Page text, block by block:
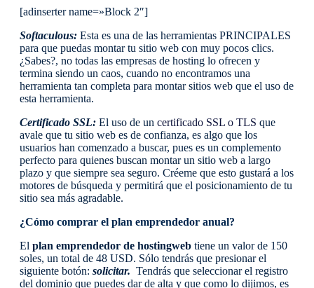
[adinserter name=»Block 2″]
Softaculous: Esta es una de las herramientas PRINCIPALES
para que puedas montar tu sitio web con muy pocos clics.
¿Sabes?, no todas las empresas de hosting lo ofrecen y
termina siendo un caos, cuando no encontramos una
herramienta tan completa para montar sitios web que el uso de
esta herramienta.
Certificado SSL: El uso de un certificado SSL o TLS que
avale que tu sitio web es de confianza, es algo que los
usuarios han comenzado a buscar, pues es un complemento
perfecto para quienes buscan montar un sitio web a largo
plazo y que siempre sea seguro. Créeme que esto gustará a los
motores de búsqueda y permitirá que el posicionamiento de tu
sitio sea más agradable.
¿Cómo comprar el plan emprendedor anual?
El plan emprendedor de hostingweb tiene un valor de 150
soles, un total de 48 USD. Sólo tendrás que presionar el
siguiente botón: solicitar. Tendrás que seleccionar el registro
del dominio que puedes dar de alta y que como lo dijimos, es